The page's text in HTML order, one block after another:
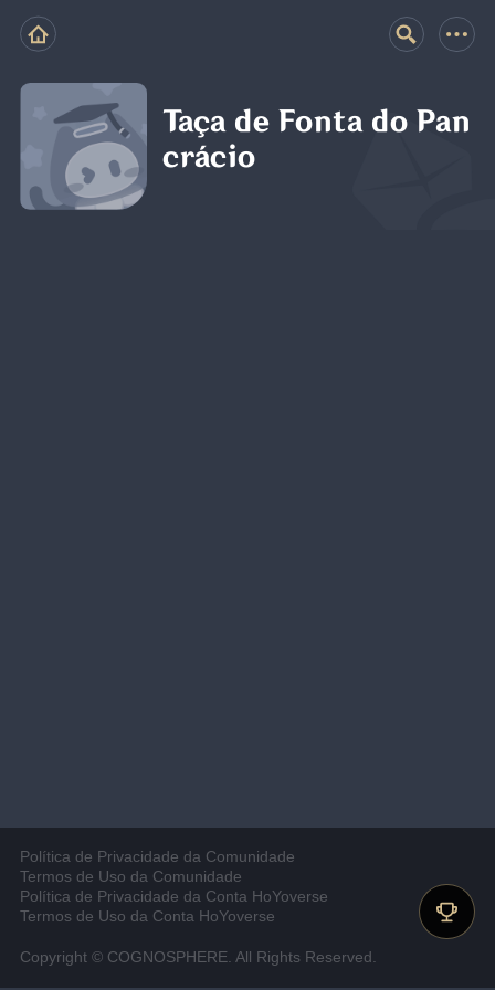
Taça de Fonta do Pan
crácio
Política de Privacidade da Comunidade
Termos de Uso da Comunidade
Política de Privacidade da Conta HoYoverse
Termos de Uso da Conta HoYoverse
Copyright © COGNOSPHERE. All Rights Reserved.